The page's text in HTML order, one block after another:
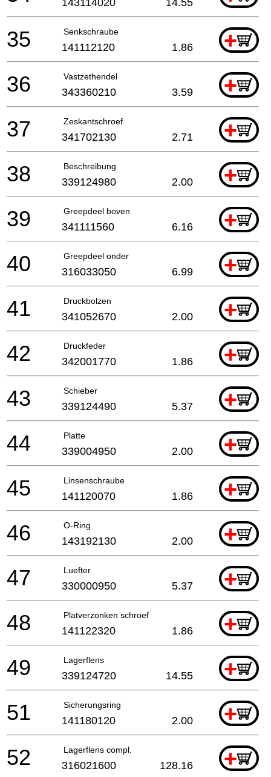
143114020 14.55
Senkschraube +
35 141112120 1.86
Vastzethendel +
36 343360210 3.59
Zeskantschroef +
37 341702130 2.71
Beschreibung +
38 339124980 2.00
Greepdeel boven +
39 341111560 6.16
Greepdeel onder +
40 316033050 6.99
Druckbolzen +
41 341052670 2.00
Druckfeder +
42 342001770 1.86
Schieber +
43 339124490 5.37
Platte +
44 339004950 2.00
Linsenschraube +
45 141120070 1.86
O-Ring +
46 143192130 2.00
Luefter +
47 330000950 5.37
Platverzonken schroef +
48 141122320 1.86
Lagerflens +
49 339124720 14.55
Sicherungsring +
51 141180120 2.00
Lagerflens compl. +
52 316021600 128.16